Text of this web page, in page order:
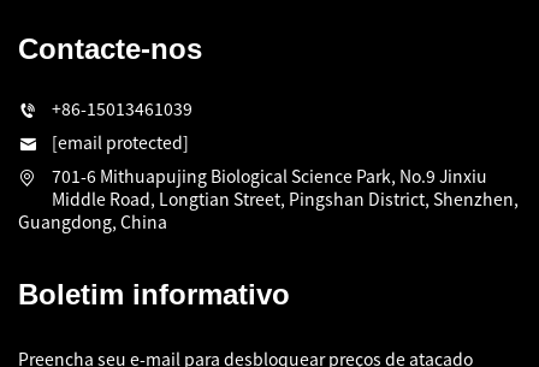
Contacte-nos
+86-15013461039
[email protected]
701-6 Mithuapujing Biological Science Park, No.9 Jinxiu
Middle Road, Longtian Street, Pingshan District, Shenzhen,
Guangdong, China
Boletim informativo
Preencha seu e-mail para desbloquear preços de atacado